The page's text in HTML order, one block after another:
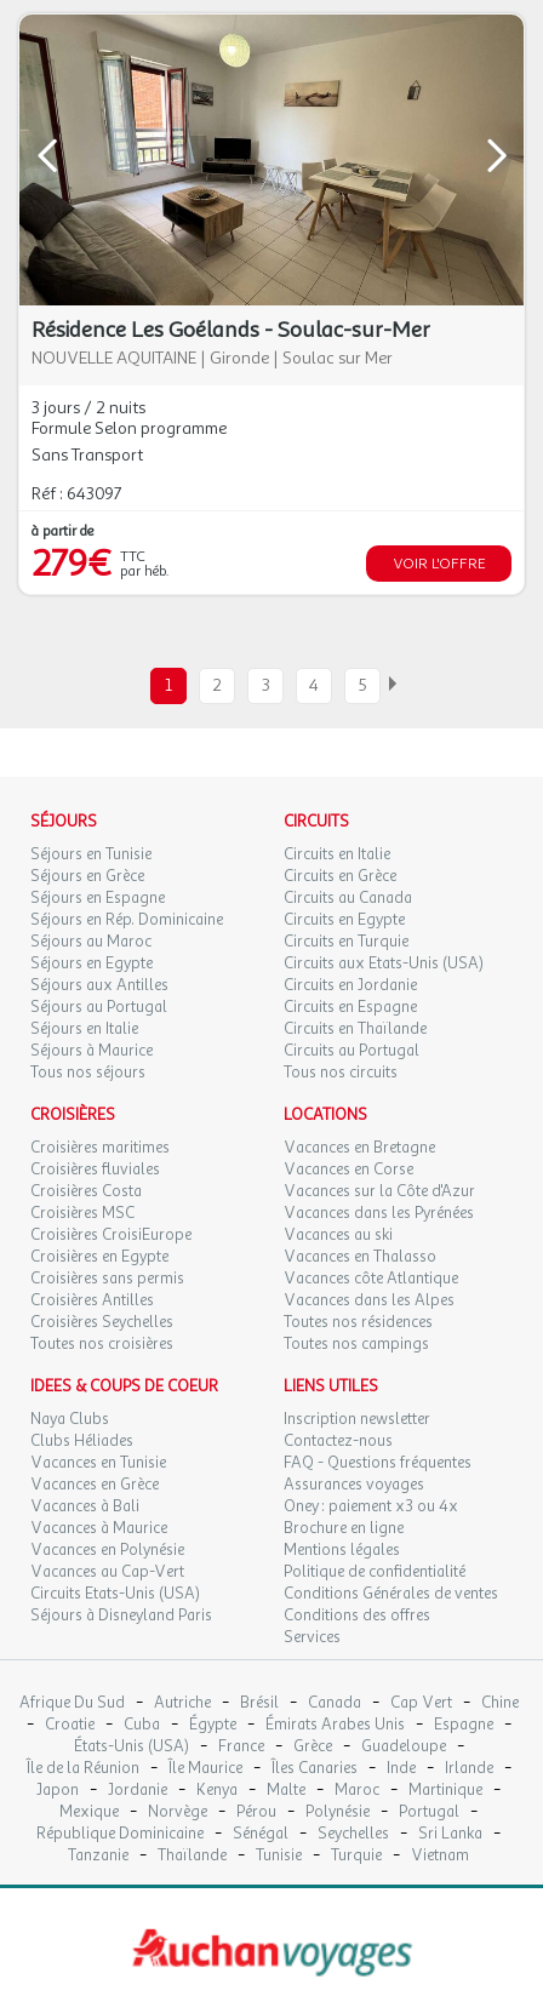
Résidence Les Goélands - Soulac-sur-Mer
NOUVELLE AQUITAINE | Gironde | Soulac sur Mer
3 jours / 2 nuits
Formule Selon programme
Sans Transport
Réf : 643097
à partir de
279€ TTC
par héb.
VOIR L'OFFRE
1 2 3 4 5
SÉJOURS
Séjours en Tunisie
Séjours en Grèce
Séjours en Espagne
Séjours en Rép. Dominicaine
Séjours au Maroc
Séjours en Egypte
Séjours aux Antilles
Séjours au Portugal
Séjours en Italie
Séjours à Maurice
Tous nos séjours
CIRCUITS
Circuits en Italie
Circuits en Grèce
Circuits au Canada
Circuits en Egypte
Circuits en Turquie
Circuits aux Etats-Unis (USA)
Circuits en Jordanie
Circuits en Espagne
Circuits en Thaïlande
Circuits au Portugal
Tous nos circuits
CROISIÈRES
Croisières maritimes
Croisières fluviales
Croisières Costa
Croisières MSC
Croisières CroisiEurope
Croisières en Egypte
Croisières sans permis
Croisières Antilles
Croisières Seychelles
Toutes nos croisières
LOCATIONS
Vacances en Bretagne
Vacances en Corse
Vacances sur la Côte d'Azur
Vacances dans les Pyrénées
Vacances au ski
Vacances en Thalasso
Vacances côte Atlantique
Vacances dans les Alpes
Toutes nos résidences
Toutes nos campings
IDEES & COUPS DE COEUR
Naya Clubs
Clubs Héliades
Vacances en Tunisie
Vacances en Grèce
Vacances à Bali
Vacances à Maurice
Vacances en Polynésie
Vacances au Cap-Vert
Circuits Etats-Unis (USA)
Séjours à Disneyland Paris
LIENS UTILES
Inscription newsletter
Contactez-nous
FAQ - Questions fréquentes
Assurances voyages
Oney : paiement x3 ou 4x
Brochure en ligne
Mentions légales
Politique de confidentialité
Conditions Générales de ventes
Conditions des offres
Services
Afrique Du Sud - Autriche - Brésil - Canada - Cap Vert - Chine
- Croatie - Cuba - Égypte - Émirats Arabes Unis - Espagne -
États-Unis (USA) - France - Grèce - Guadeloupe -
Île de la Réunion - Île Maurice - Îles Canaries - Inde - Irlande -
Japon - Jordanie - Kenya - Malte - Maroc - Martinique -
Mexique - Norvège - Pérou - Polynésie - Portugal -
République Dominicaine - Sénégal - Seychelles - Sri Lanka -
Tanzanie - Thaïlande - Tunisie - Turquie - Vietnam